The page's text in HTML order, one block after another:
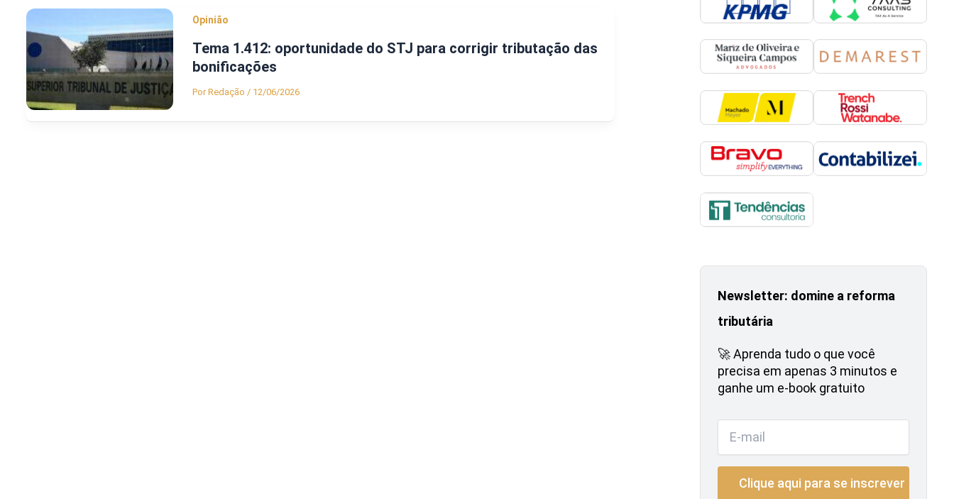
Opinião
Tema 1.412: oportunidade do STJ para corrigir tributação das
bonificações
PorRedação / 12/06/2026
Newsletter: domine a reforma
tributária
🚀 Aprenda tudo o que você
precisa em apenas 3 minutos e
ganhe um e-book gratuito